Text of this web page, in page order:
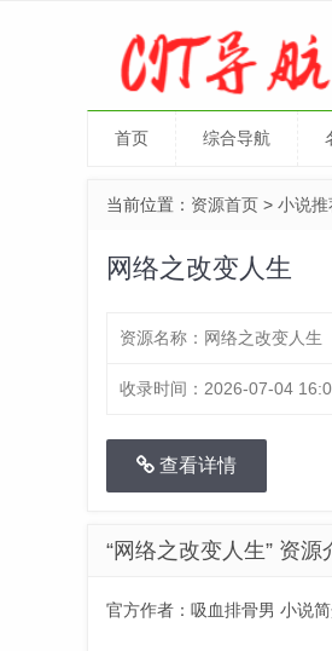
首页 综合导航
当前位置： 资源首页 > 小说推
网络之改变人生
资源名称： 网络之改变人生
收录时间： 2026-07-04
查看详情
“网络之改变人生” 资源
官方作者：吸血排骨男 小说